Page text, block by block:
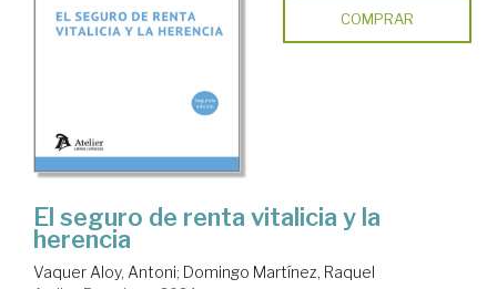
COMPRAR
El seguro de renta vitalicia y la
herencia
Vaquer Aloy, Antoni; Domingo Martínez, Raquel